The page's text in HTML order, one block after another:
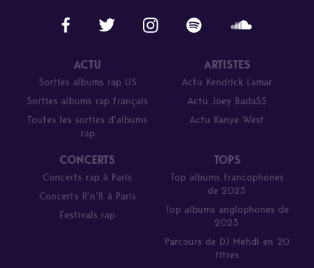
ACTU
Sorties albums rap US
Sorties albums rap français
Toutes les sorties d’albums
rap
ARTISTES
Actu Kendrick Lamar
Actu Joey Bada$$
Actu Kanye West
CONCERTS
Concerts rap à Paris
Concerts R’n’B à Paris
Festivals rap
TOPS
Top albums francophones
de 2023
Top albums anglophones de
2023
Parcours de DJ Mehdi en 20
titres